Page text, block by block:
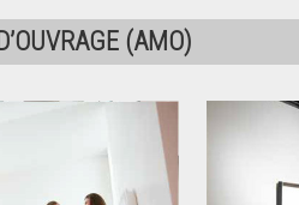
(AMO)